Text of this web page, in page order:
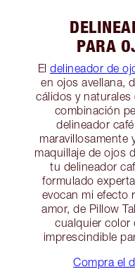
PARA
El delineador de
en ojos avellana,
cálidos y
combinación
delineador
maravillosamente
maquillaje de ojos
tu delineador
formulado
evocan mi efecto
amor, de Pillow
cualquier color
imprescindible
Compra el